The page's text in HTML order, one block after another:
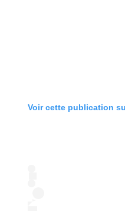
Voir cette publication